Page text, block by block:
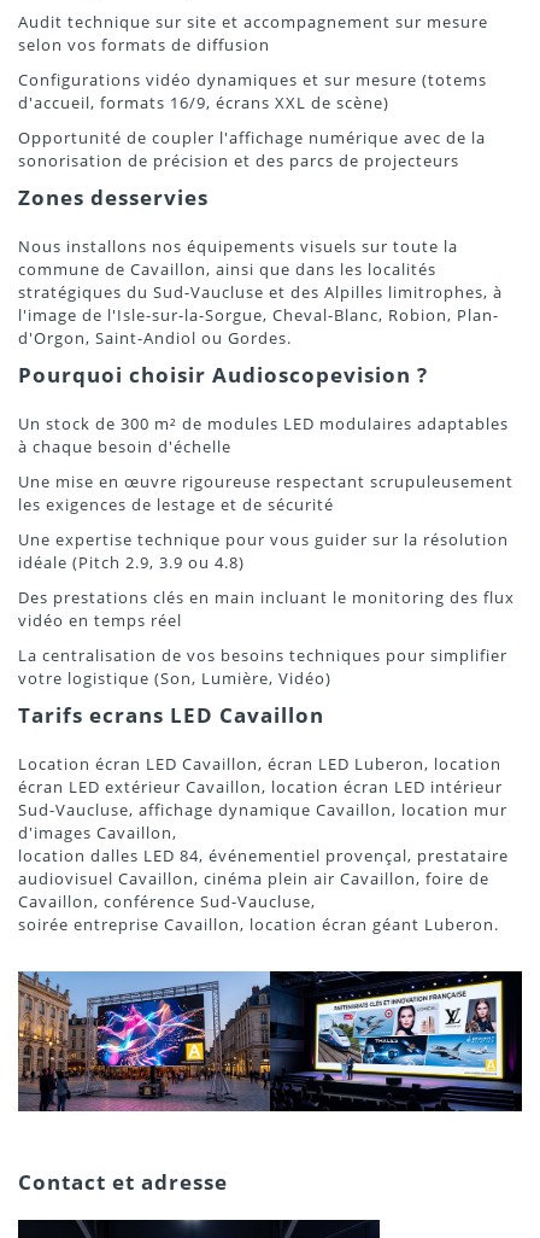
Audit technique sur site et accompagnement sur mesure
selon vos formats de diffusion
Configurations vidéo dynamiques et sur mesure (totems
d'accueil, formats 16/9, écrans XXL de scène)
Opportunité de coupler l'affichage numérique avec de la
sonorisation de précision et des parcs de projecteurs
Zones desservies
Nous installons nos équipements visuels sur toute la
commune de Cavaillon, ainsi que dans les localités
stratégiques du Sud-Vaucluse et des Alpilles limitrophes, à
l'image de l'Isle-sur-la-Sorgue, Cheval-Blanc, Robion, Plan-
d'Orgon, Saint-Andiol ou Gordes.
Pourquoi choisir Audioscopevision ?
Un stock de 300 m² de modules LED modulaires adaptables
à chaque besoin d'échelle
Une mise en œuvre rigoureuse respectant scrupuleusement
les exigences de lestage et de sécurité
Une expertise technique pour vous guider sur la résolution
idéale (Pitch 2.9, 3.9 ou 4.8)
Des prestations clés en main incluant le monitoring des flux
vidéo en temps réel
La centralisation de vos besoins techniques pour simplifier
votre logistique (Son, Lumière, Vidéo)
Tarifs ecrans LED Cavaillon
Location écran LED Cavaillon, écran LED Luberon, location
écran LED extérieur Cavaillon, location écran LED intérieur
Sud-Vaucluse, affichage dynamique Cavaillon, location mur
d'images Cavaillon,
location dalles LED 84, événementiel provençal, prestataire
audiovisuel Cavaillon, cinéma plein air Cavaillon, foire de
Cavaillon, conférence Sud-Vaucluse,
soirée entreprise Cavaillon, location écran géant Luberon.
Contact et adresse